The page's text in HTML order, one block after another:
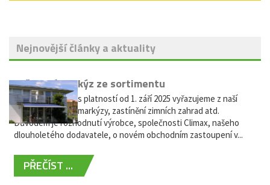
Nejnovější články a aktuality
Vyřazení markýz ze sortimentu
Vážení zákazníci, s platností od 1. září 2025 vyřazujeme z naší
nabídky výsuvné markýzy, zastínění zimních zahrad atd.
Důvodem je rozhodnutí výrobce, společnosti Climax, našeho
dlouholetého dodavatele, o novém obchodním zastoupení v...
PŘEČÍST ...